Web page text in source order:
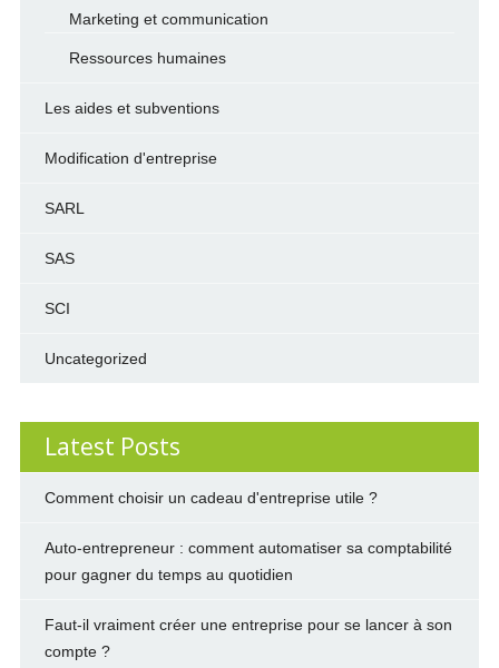
Marketing et communication
Ressources humaines
Les aides et subventions
Modification d'entreprise
SARL
SAS
SCI
Uncategorized
Latest Posts
Comment choisir un cadeau d'entreprise utile ?
Auto-entrepreneur : comment automatiser sa comptabilité
pour gagner du temps au quotidien
Faut-il vraiment créer une entreprise pour se lancer à son
compte ?